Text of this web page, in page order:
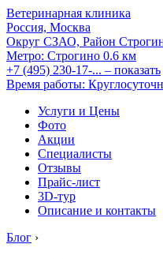
Ветеринарная клиника
Россия, Москва
Округ СЗАО, Район
Метро: Строгино 0.6 км
+7 (495) 230-17-... – показать
Время работы:
Услуги и Цены
Фото
Акции
Специалисты
Отзывы
Прайс-лист
3D-тур
Описание и контакты
Блог ›